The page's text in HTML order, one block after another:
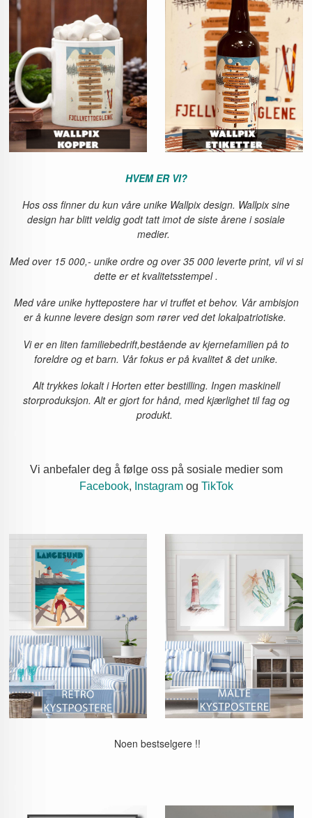
HVEM ER VI?
Hos oss finner du kun våre unike Wallpix design. Wallpix sine
design har blitt veldig godt tatt imot de siste årene i sosiale
medier.
Med over 15 000,- unike ordre og over 35 000 leverte print, vil vi si
dette er et kvalitetsstempel .
Med våre unike hyttepostere har vi truffet et behov. Vår ambisjon
er å kunne levere design som rører ved det lokalpatriotiske.
Vi er en liten familiebedrift,bestående av kjernefamilien på to
foreldre og et barn. Vår fokus er på kvalitet & det unike.
Alt trykkes lokalt i Horten etter bestilling. Ingenmaskinell
storproduksjon. Alt er gjort for hånd, med kjærlighet til fag og
produkt.
Vi anbefaler deg å følge oss på sosiale medier som
Facebook, Instagramog TikTok
Noen bestselgere !!